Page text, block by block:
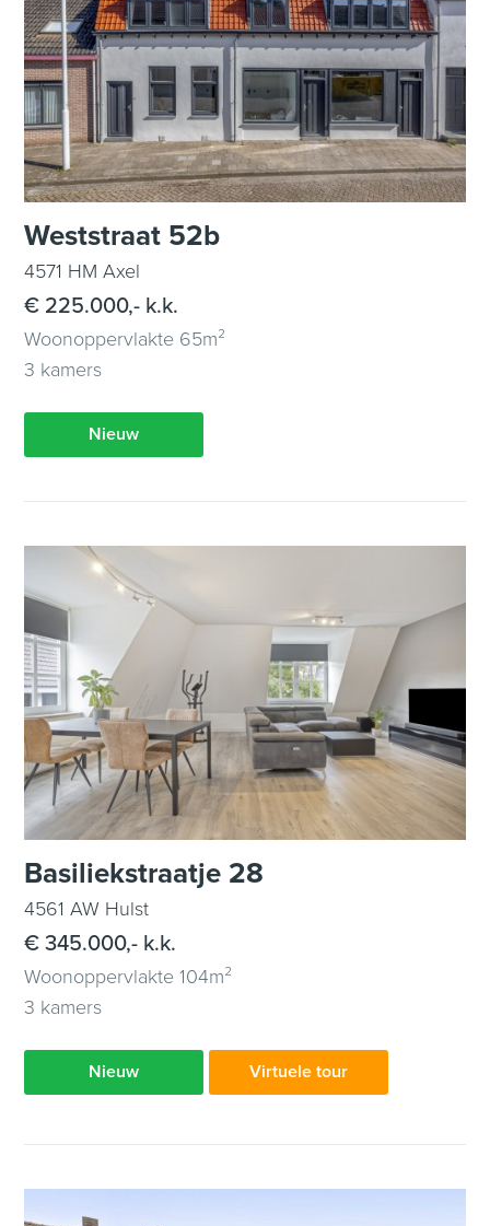
Weststraat 52b
4571 HM Axel
€ 225.000,- k.k.
Woonoppervlakte 65m²
3 kamers
Nieuw
Basiliekstraatje 28
4561 AW Hulst
€ 345.000,- k.k.
Woonoppervlakte 104m²
3 kamers
Nieuw Virtuele tour